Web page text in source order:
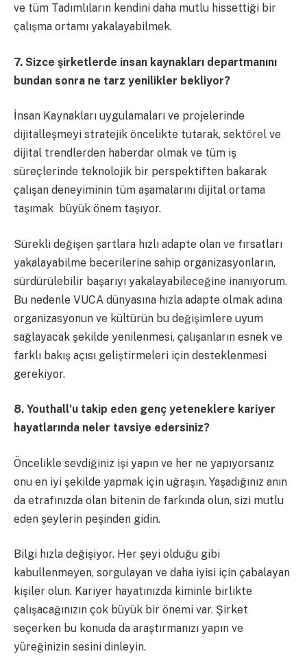
ve tüm Tadımlıların kendini daha mutlu hissettiği bir
çalışma ortamı yakalayabilmek.
7. Sizce şirketlerde insan kaynakları departmanını
bundan sonra ne tarz yenilikler bekliyor?
İnsan Kaynakları uygulamaları ve projelerinde
dijitalleşmeyi stratejik öncelikte tutarak, sektörel ve
dijital trendlerden haberdar olmak ve tüm iş
süreçlerinde teknolojik bir perspektiften bakarak
çalışan deneyiminin tüm aşamalarını dijital ortama
taşımak büyük önem taşıyor.
Sürekli değişen şartlara hızlı adapte olan ve fırsatları
yakalayabilme becerilerine sahip organizasyonların,
sürdürülebilir başarıyı yakalayabileceğine inanıyorum.
Bu nedenle VUCA dünyasına hızla adapte olmak adına
organizasyonun ve kültürün bu değişimlere uyum
sağlayacak şekilde yenilenmesi, çalışanların esnek ve
farklı bakış açısı geliştirmeleri için desteklenmesi
gerekiyor.
8. Youthall’u takip eden genç yeteneklere kariyer
hayatlarında neler tavsiye edersiniz?
Öncelikle sevdiğiniz işi yapın ve her ne yapıyorsanız
onu en iyi şekilde yapmak için uğraşın. Yaşadığınız anın
da etrafınızda olan bitenin de farkında olun, sizi mutlu
eden şeylerin peşinden gidin.
Bilgi hızla değişiyor. Her şeyi olduğu gibi
kabullenmeyen, sorgulayan ve daha iyisi için çabalayan
kişiler olun. Kariyer hayatınızda kiminle birlikte
çalışacağınızın çok büyük bir önemi var. Şirket
seçerken bu konuda da araştırmanızı yapın ve
yüreğinizin sesini dinleyin.